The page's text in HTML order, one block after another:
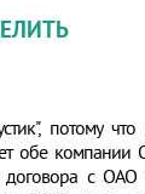
потому
обе компании
договора с ОАО